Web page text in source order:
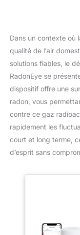
Dans un contexte où
qualité de l’air
solutions fiables, le
RadonEye se
dispositif offre une
radon, vous
contre ce gaz
rapidement les
court et long terme,
d’esprit sans